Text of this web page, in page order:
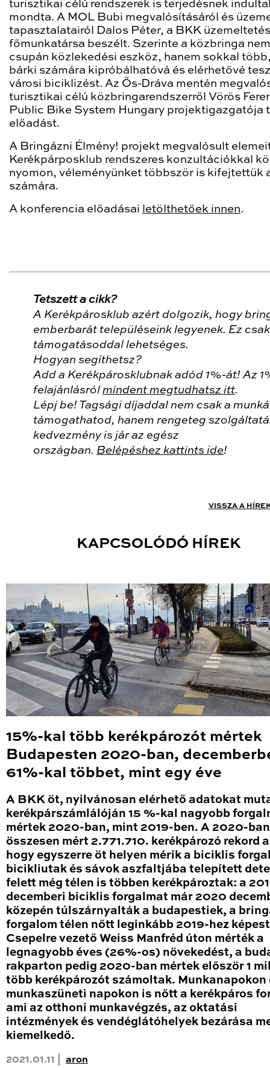
turisztikai célú rendszerek is terjedésnek
mondta. A MOL Bubi megvalósításáról és
tapasztalatairól Dalos Péter, a BKK
főmunkatársa beszélt. Szerinte a közbringa nem
csupán közlekedési eszköz, hanem sokkal
bárki számára kipróbálhatóvá és elérhetővé
városi biciklizést. Az Ős-Dráva mentén
turisztikai célú közbringarendszerről Vörös
Public Bike System Hungary projektigazgatója
előadást.
A Bringázni Élmény! projekt megvalósult
Kerékpárposklub rendszeres konzultációkkal
nyomon, véleményünket többször is kifejtettük
számára.
A konferencia előadásai letölthetőek innen.
Tetszett a cikk?
A Kerékpárosklub azért dolgozik, hogy
emberbarát településeink legyenek. Ez csak
támogatásoddal lehetséges.
Hogyan segíthetsz?
Add a Kerékpárosklubnak adód 1%-át! Az
felajánlásról mindent megtudhatsz itt.
Lépj be! Tagsági díjaddal nem csak a
támogathatod, hanem rengeteg
kedvezmény is jár az egész
országban. Belépéshez kattints ide!
VISSZA A
KAPCSOLÓDÓ HÍREK
15%-kal több kerékpározót mértek
Budapesten 2020-ban,
61%-kal többet, mint egy éve
A BKK öt, nyilvánosan elérhető adatokat
kerékpárszámlálóján 15 %-kal nagyobb
mértek 2020-ban, mint 2019-ben. A 2020-ban
összesen mért 2.771.710. kerékpározó rekord
hogy egyszerre öt helyen mérik a biciklis
bicikliutak és sávok aszfaltjába telepített
felett még télen is többen kerékpároztak: a
decemberi biciklis forgalmat már 2020
közepén túlszárnyalták a budapestiek, a
forgalom télen nőtt leginkább 2019-hez
Csepelre vezető Weiss Manfréd úton mérték a
legnagyobb éves (26%-os) növekedést, a
rakparton pedig 2020-ban mértek először 1
több kerékpározót számoltak. Munkanapokon
munkaszüneti napokon is nőtt a kerékpáros
ami az otthoni munkavégzés, az oktatási
intézmények és vendéglátóhelyek bezárása
kiemelkedő.
2021.01.11 | aron